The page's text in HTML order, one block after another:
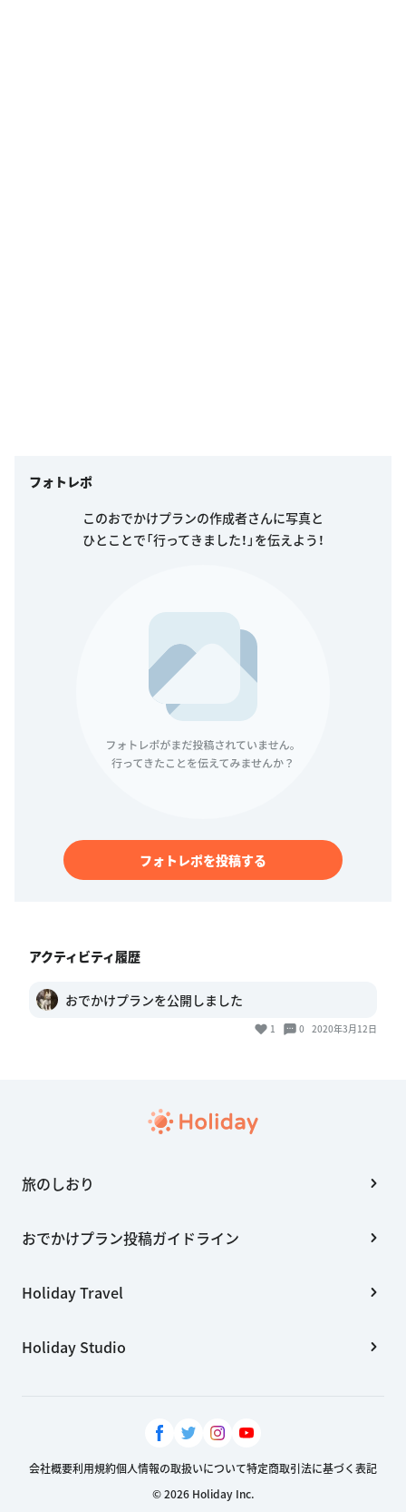
フォトレポ
このおでかけプランの作成者さんに写真と
ひとことで「行ってきました！」を伝えよう！
フォトレポを投稿する
アクティビティ履歴
おでかけプランを公開しました
1 0 2020年3月12日
旅のしおり
おでかけプラン投稿ガイドライン
Holiday Travel
Holiday Studio
会社概要利用規約個人情報の取扱いについて特定商取引法に基づく表記
© 2026 Holiday Inc.